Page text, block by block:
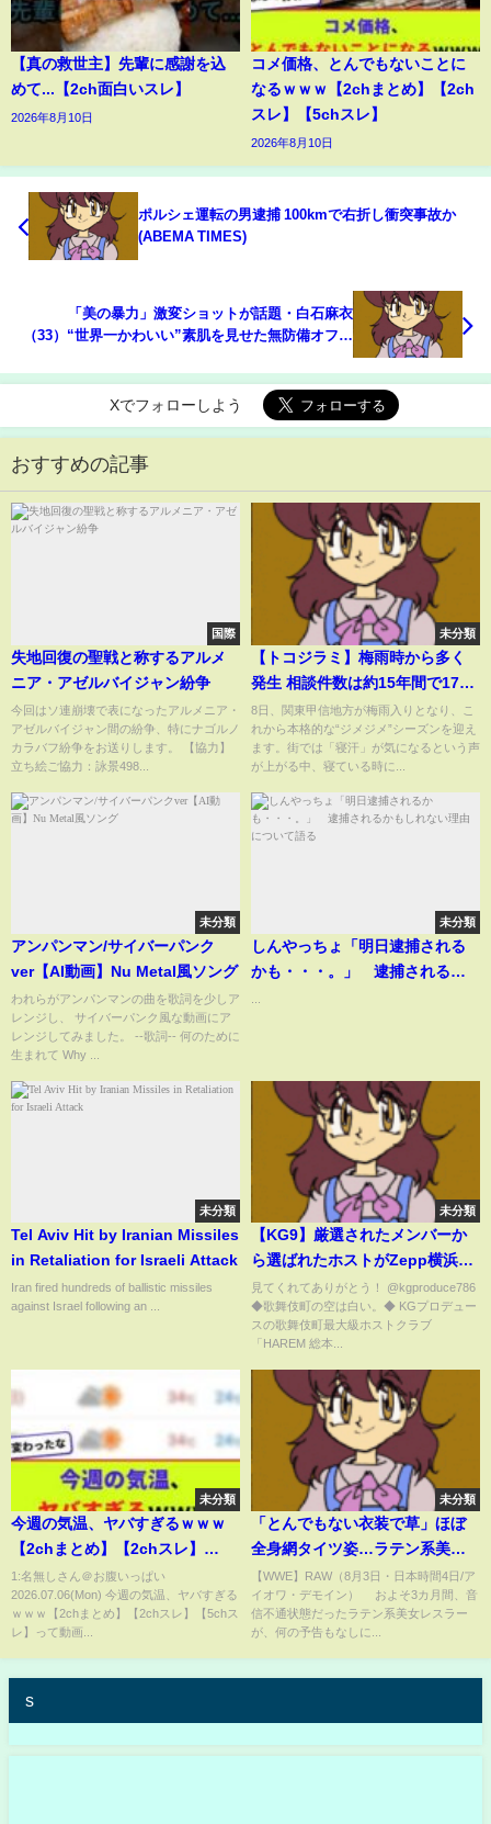
【真の救世主】先輩に感謝を込
めて...【2ch面白いスレ】
2026年8月10日
コメ価格、とんでもないことに
なるｗｗｗ【2chまとめ】【2ch
スレ】【5chスレ】
2026年8月10日
ポルシェ運転の男逮捕 100kmで右折し衝突事故か
(ABEMA TIMES)
「美の暴力」激変ショットが話題・白石麻衣
（33）“世界一かわいい”素肌を見せた無防備オフシ
Xでフォローしよう
おすすめの記事
国際
失地回復の聖戦と称するアルメ
ニア・アゼルバイジャン紛争
今回はソ連崩壊で表になったアルメニア・
アゼルバイジャン間の紛争、特にナゴルノ
カラバフ紛争をお送りします。 【協力】
立ち絵ご協力：詠景498...
未分類
【トコジラミ】梅雨時から多く
発生 相談件数は約15年間で17倍
以上に
8日、関東甲信地方が梅雨入りとなり、こ
れから本格的な“ジメジメ”シーズンを迎え
ます。街では「寝汗」が気になるという声
が上がる中、寝ている時に...
未分類
アンパンマン/サイバーパンク
ver【AI動画】Nu Metal風ソング
われらがアンパンマンの曲を歌詞を少しア
レンジし、 サイバーパンク風な動画にア
レンジしてみました。 --歌詞-- 何のために
生まれて Why ...
未分類
しんやっちょ「明日逮捕される
かも・・・。」 逮捕されるか
未分類
Tel Aviv Hit by Iranian Missiles
in Retaliation for Israeli Attack
Iran fired hundreds of ballistic missiles
against Israel following an ...
未分類
【KG9】厳選されたメンバーか
ら選ばれたホストがZepp横浜で
ライブするので潜入したゾ
【@kgproduce786 】
見てくれてありがとう！ @kgproduce786
◆歌舞伎町の空は白い。◆ KGプロデュー
スの歌舞伎町最大級ホストクラブ
「HAREM 総本...
未分類
今週の気温、ヤバすぎるｗｗｗ
【2chまとめ】【2chスレ】
【5chスレ】
1:名無しさん＠お腹いっぱい
2026.07.06(Mon) 今週の気温、ヤバすぎる
ｗｗｗ【2chまとめ】【2chスレ】【5chス
レ】って動画...
未分類
「とんでもない衣装で草」ほぼ
全身網タイツ姿…ラテン系美女
レスラーの電撃復帰が話題「え
らいセクシー」(ABEMA TIMES)
【WWE】RAW（8月3日・日本時間4日/ア
イオワ・デモイン） およそ3カ月間、音
信不通状態だったラテン系美女レスラー
が、何の予告もなしに...
s